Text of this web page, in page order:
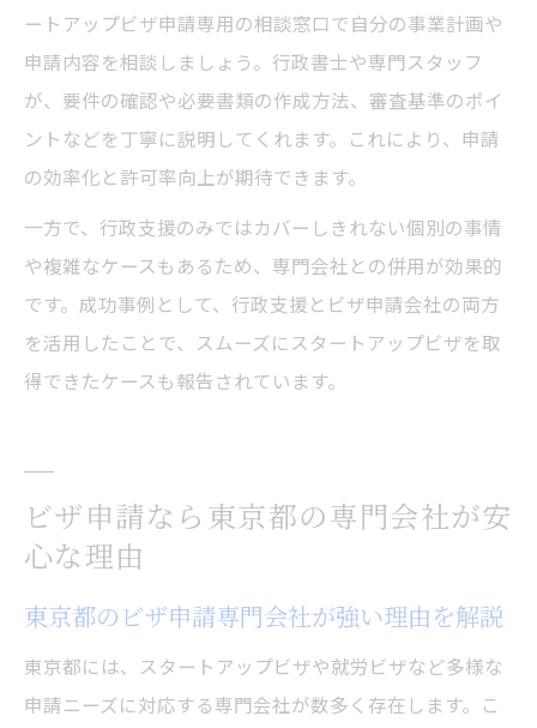
ートアップビザ申請専用の相談窓口で自分の事業計画や
申請内容を相談しましょう。行政書士や専門スタッフ
が、要件の確認や必要書類の作成方法、審査基準のポイ
ントなどを丁寧に説明してくれます。これにより、申請
の効率化と許可率向上が期待できます。
一方で、行政支援のみではカバーしきれない個別の事情
や複雑なケースもあるため、専門会社との併用が効果的
です。成功事例として、行政支援とビザ申請会社の両方
を活用したことで、スムーズにスタートアップビザを取
得できたケースも報告されています。
ビザ申請なら東京都の専門会社が安
心な理由
東京都のビザ申請専門会社が強い理由を解説
東京都には、スタートアップビザや就労ビザなど多様な
申請ニーズに対応する専門会社が数多く存在します。こ